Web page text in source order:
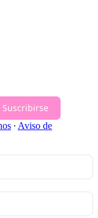
Suscribirse
∙ Aviso de